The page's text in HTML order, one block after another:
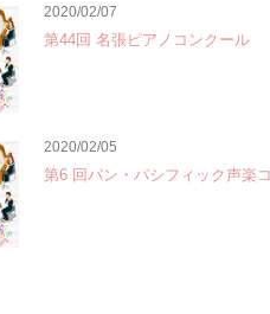
2020/02/07
第44回 名張ピアノコンクール
2020/02/05
第6 回パン・パシフィック声楽